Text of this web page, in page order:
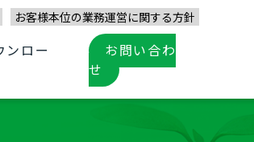
お客様本位の業務運営に関する方針
ンロー
お問い合わ
せ